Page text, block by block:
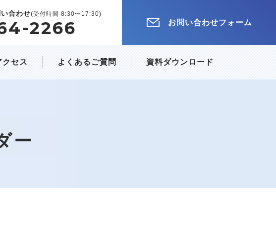
合わせ(受付時間 8:30〜17:30)
2266 お問い合わせフォーム
クセス よくあるご質問 資料ダウンロード
ー